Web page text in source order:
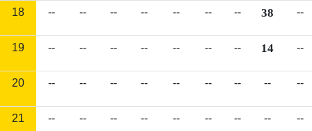
18 -- -- -- -- -- -- -- 38 --
19 -- -- -- -- -- -- -- 14 --
20 -- -- -- -- -- -- -- -- --
21 -- -- -- -- -- -- -- -- --